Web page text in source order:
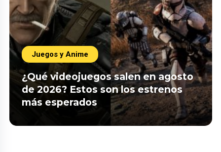
Juegos y Anime
¿Qué videojuegos salen en agosto
de 2026? Estos son los estrenos
más esperados